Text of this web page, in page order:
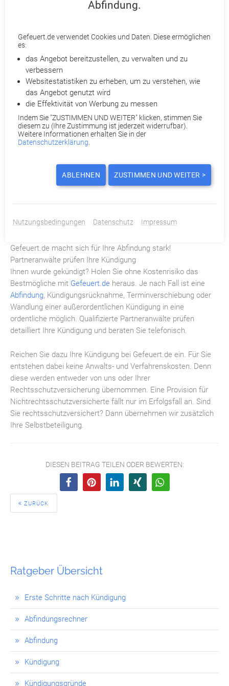
Ratgeber Übersicht
Erste Schritte nach Kündigung
Abfindungsrechner
Abfindung
Kündigung
Kündigungsgründe
Der Angestellte eines Jobcenters hatte sich mutmaßlich von
Zeiterfassungssystem des Unternehmens eingebucht.
In einem anderen Fall jedoch bekam der Arbeitnehmer in
Person eines Betriebsratsvorsitzenden recht. Dieser wurde
von seiner Arbeitgeberin mithilfe einer Detektei heimlich
observiert, um den möglichen Arbeitszeitbetrug nachzuweisen.
Als der Betriebsratsvorsitzende davon Wind bekam, erhob er
Klage gegen den Überwachungsvorgang.
Schließlich stellte das Landesarbeitsgericht Rheinland-Pfalz
nachgewiesen werden konnte, sondern verurteilte den
Arbeitgeber sogar zu einer Geldentschädigung in Höhe von
10.000 Euro. Laut Urteil (5 Sa 449/16) sah das Gericht eine
Observation ergeben hätte.
Gefeuert.de macht sich für Ihre Abfindung stark!
Partneranwälte prüfen Ihre Kündigung
Ihnen wurde gekündigt? Holen Sie ohne Kostenrisiko das
Bestmögliche mit Gefeuert.de heraus. Je nach Fall ist eine
Abfindung, Kündigungsrücknahme, Terminverschiebung oder
Wandlung einer außerordentlichen Kündigung in eine
ordentliche möglich. Qualifizierte Partneranwälte prüfen
detailliert Ihre Kündigung und beraten Sie telefonisch.
Reichen Sie dazu Ihre Kündigung bei Gefeuert.de ein. Für Sie
entstehen dabei keine Anwalts- und Verfahrenskosten. Denn
diese werden entweder von uns oder Ihrer
Rechtsschutzversicherung übernommen. Eine Provision für
Nichtrechtsschutzversicherte fällt nur im Erfolgsfall an. Sind
Sie rechtsschutzversichert? Dann übernehmen wir zusätzlich
Ihre Selbstbeteiligung.
DIESEN BEITRAG TEILEN ODER BEWERTEN:
ZURÜCK
Abfindung.
Gefeuert.de verwendet Cookies und Daten. Diese ermöglichen
es:
das Angebot bereitzustellen, zu verwalten und zu
verbessern
Websitestatistiken zu erheben, um zu verstehen, wie
das Angebot genutzt wird
die Effektivität von Werbung zu messen
Indem Sie "ZUSTIMMEN UND WEITER" klicken, stimmen Sie
diesem zu (Ihre Zustimmung ist jederzeit widerrufbar).
Weitere Informationen erhalten Sie in der
Datenschutzerklärung
ABLEHNEN ZUSTIMMEN UND WEITER >
Nutzungsbedingungen Datenschutz Impressum